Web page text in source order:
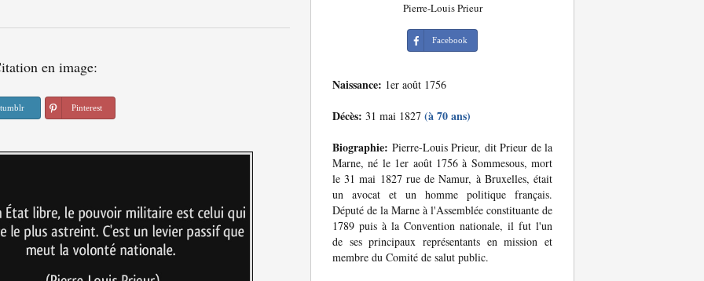
en image:
tumblr Pinterest
Pierre-Louis Prieur
Facebook
Naissance: 1er août 1756
Décès: 31 mai 1827 (à 70 ans)
Biographie: Pierre-Louis Prieur, dit Prieur de la
Marne, né le 1er août 1756 à Sommesous, mort
le 31 mai 1827 rue de Namur, à Bruxelles, était
un avocat et un homme politique français.
Député de la Marne à l'Assemblée constituante de
1789 puis à la Convention nationale, il fut l'un
de ses principaux représentants en mission et
membre du Comité de salut public.